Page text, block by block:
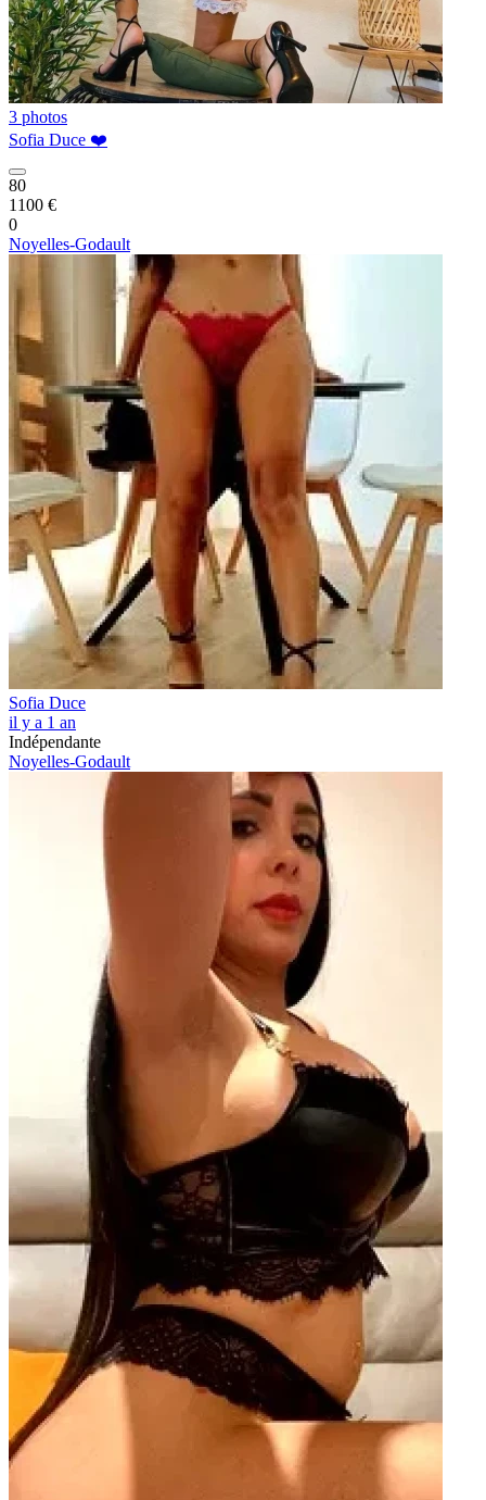
3 photos
Sofia Duce ❤️
80
1100 €
0
Noyelles-Godault
Sofia Duce
il y a 1 an
Indépendante
Noyelles-Godault